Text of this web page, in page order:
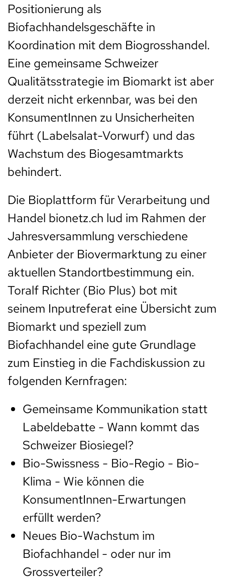
Positionierung als
Biofachhandelsgeschäfte in
Koordination mit dem Biogrosshandel.
Eine gemeinsame Schweizer
Qualitätsstrategie im Biomarkt ist aber
derzeit nicht erkennbar, was bei den
KonsumentInnen zu Unsicherheiten
führt (Labelsalat-Vorwurf) und das
Wachstum des Biogesamtmarkts
behindert.
Die Bioplattform für Verarbeitung und
Handel bionetz.ch lud im Rahmen der
Jahresversammlung verschiedene
Anbieter der Biovermarktung zu einer
aktuellen Standortbestimmung ein.
Toralf Richter (Bio Plus) bot mit
seinem Inputreferat eine Übersicht zum
Biomarkt und speziell zum
Biofachhandel eine gute Grundlage
zum Einstieg in die Fachdiskussion zu
folgenden Kernfragen:
Gemeinsame Kommunikation statt
Labeldebatte - Wann kommt das
Schweizer Biosiegel?
Bio-Swissness - Bio-Regio - Bio-
Klima - Wie können die
KonsumentInnen-Erwartungen
erfüllt werden?
Neues Bio-Wachstum im
Biofachhandel - oder nur im
Grossverteiler?